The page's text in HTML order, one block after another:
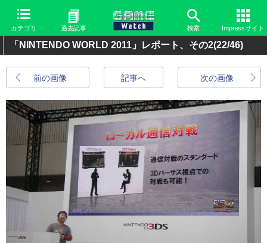
カテゴリ 過去記事 検索 Impressサイト
「NINTENDO WORLD 2011」レポート、その2(22/46)
前の画像 次の画像
記事へ